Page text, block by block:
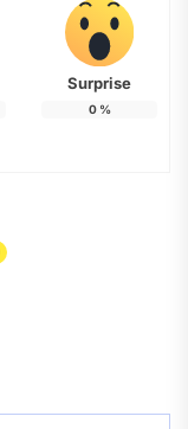
Surprise
0%